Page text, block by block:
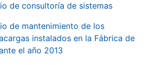
de consultoría de sistemas
de mantenimiento de los
instalados en la Fábrica de
el año 2013